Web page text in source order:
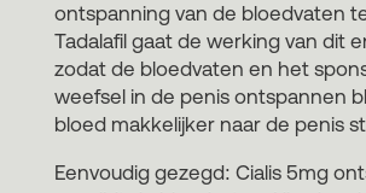
ontspanning van de bloedvaten
Tadalafil gaat de werking van dit
zodat de bloedvaten en het
weefsel in de penis ontspannen
bloed makkelijker naar de penis
Eenvoudig gezegd: Cialis 5mg